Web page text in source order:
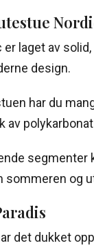
er laget av
design.
har du
av
segmenter
sommeren og
det dukket